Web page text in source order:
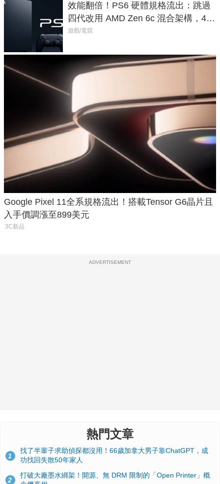
效能翻倍！PS6 硬體規格流出：跳過
四代改用 AMD Zen 6c 混合架構，4K
120fps 與全光追時代來臨
遊戲/電競
Google Pixel 11全系規格流出！搭載Tensor G6晶片且
入手價調漲至899美元
3C新品
ADVERTISEMENT
熱門文章
1
找了半輩子求助偵探都沒用！66歲加拿大男子靠ChatGPT，成
功找回失散50年家人
2
打破大廠墨水綁架！開源、無 DRM 限制的「Open Printer」概